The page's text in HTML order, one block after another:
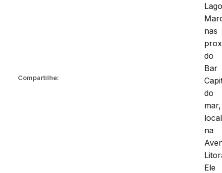
Compartilhe:
nas
do
Bar
do
mar,
na
Ele